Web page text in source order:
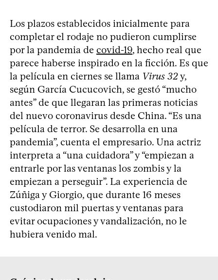
Los plazos establecidos inicialmente para
completar el rodaje no pudieron cumplirse
por la pandemia de covid-19, hecho real que
parece haberse inspirado en la ficción. Es que
la película en ciernes se llama Virus 32y,
según García Cucucovich, se gestó “mucho
antes” de que llegaran las primeras noticias
del nuevo coronavirus desde China. “Es una
película de terror. Se desarrolla en una
pandemia”, cuenta el empresario. Una actriz
interpreta a “una cuidadora” y “empiezan a
entrarle por las ventanas los zombis y la
empiezan a perseguir”. La experiencia de
Zúñiga y Giorgio, que durante 16 meses
custodiaron mil puertas y ventanas para
evitar ocupaciones y vandalización, no le
hubiera venido mal.